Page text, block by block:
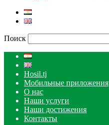
Поиск
Hosil.tj
Мобильные приложения
О нас
Наши услуги
Наши достижения
Контакты